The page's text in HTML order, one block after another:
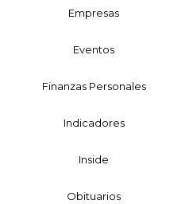
Empresas
Eventos
Finanzas Personales
Indicadores
Inside
Obituarios